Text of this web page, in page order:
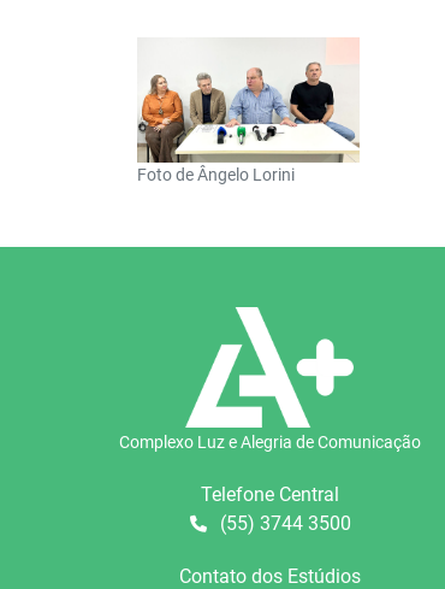
Foto de Ângelo Lorini
Complexo Luz e Alegria de Comunicação
Telefone Central
(55) 3744 3500
Contato dos Estúdios